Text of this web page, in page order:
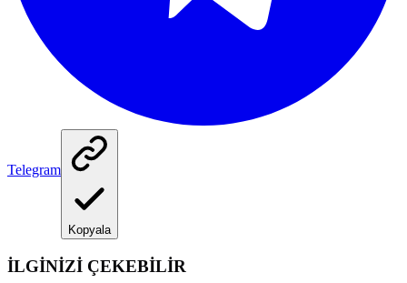
Telegram
Kopyala
İLGİNİZİ ÇEKEBİLİR